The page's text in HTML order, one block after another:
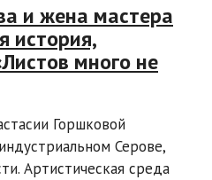
и жена мастера
история,
много не
Горшковой
Серове,
Артистическая среда